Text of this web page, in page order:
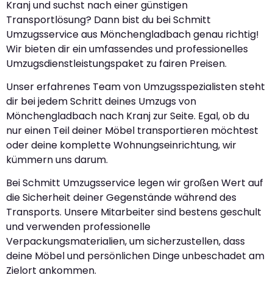
Kranj und suchst nach einer günstigen
Transportlösung? Dann bist du bei Schmitt
Umzugsservice aus Mönchengladbach genau richtig!
Wir bieten dir ein umfassendes und professionelles
Umzugsdienstleistungspaket zu fairen Preisen.
Unser erfahrenes Team von Umzugsspezialisten steht
dir bei jedem Schritt deines Umzugs von
Mönchengladbach nach Kranj zur Seite. Egal, ob du
nur einen Teil deiner Möbel transportieren möchtest
oder deine komplette Wohnungseinrichtung, wir
kümmern uns darum.
Bei Schmitt Umzugsservice legen wir großen Wert auf
die Sicherheit deiner Gegenstände während des
Transports. Unsere Mitarbeiter sind bestens geschult
und verwenden professionelle
Verpackungsmaterialien, um sicherzustellen, dass
deine Möbel und persönlichen Dinge unbeschadet am
Zielort ankommen.